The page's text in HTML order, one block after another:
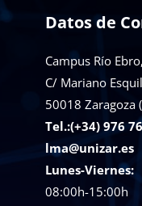
Datos de
Campus Río
C/ Mariano
50018 Zaragoza
Tel.:(+34) 976
lma@unizar.es
Lunes-Viernes:
08:00h-15:00h